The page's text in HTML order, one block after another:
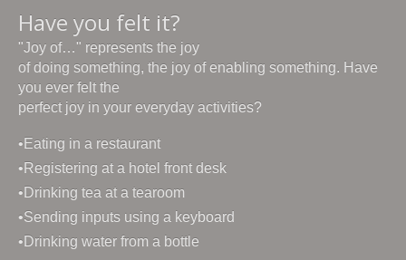
Have you felt it?
"Joy of…" represents the joy
of doing something, the joy of enabling something. Have
you ever felt the
perfect joy in your everyday activities?
•Eating in a restaurant
•Registering at a hotel front desk
•Drinking tea at a tearoom
•Sending inputs using a keyboard
•Drinking water from a bottle